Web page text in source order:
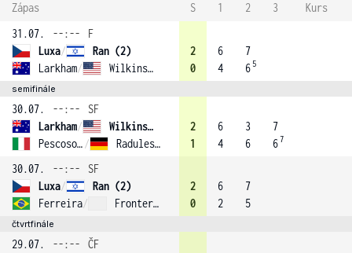
Zápas S 1 2 3
Kurs
31.07.
--:--
F
Luxa/
Ran (2)
Larkham/ Wilkinson (1)
2
0
6
4
7
6 5
semifinále
30.07. --:--
SF
Larkham/
Wilkinson (1)
Pescosolido / Radulescu
2
1
6
4
3
6
7
67
30.07. --:--
SF
Luxa/
Ran (2)
Ferreira/ Frontera (3)
2
0
6
2
7
5
čtvrtfinále
29.07. --:--
ČF